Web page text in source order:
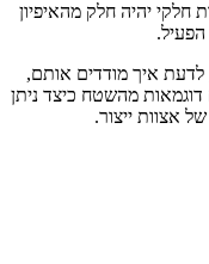
חלקי יהיה חלק מהאיפיון
לדעת איך מודדים אותם,
דוגמאות מהשטח כיצד ניתן
אצוות ייצור.